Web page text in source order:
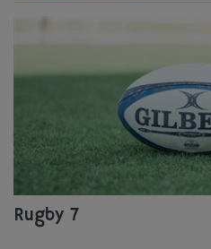
Rugby 7